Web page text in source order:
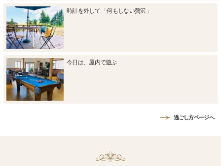
時計を外して 「何もしない贅沢」
今日は、屋内で遊ぶ
過ごし方ページへ